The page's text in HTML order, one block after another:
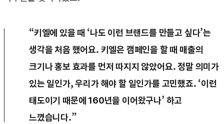
“키엘에 있을 때 ‘나도 이런 브랜드를 만들고 싶다’는
생각을 처음 했어요. 키엘은 캠페인을 할 때 매출의
크기나 홍보 효과를 먼저 따지지 않았어요. 정말 의미가
있는 일인가, 우리가 해야 할 일인가를 고민했죠. ‘이런
태도이기 때문에 160년을 이어왔구나’ 하고
느꼈습니다.”